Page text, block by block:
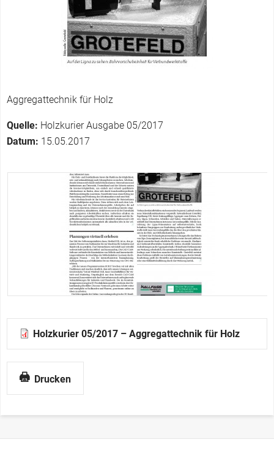
Aggregattechnik für Holz
Quelle: Holzkurier Ausgabe 05/2017
Datum: 15.05.2017
Holzkurier 05/2017 – Aggregattechnik für Holz
Drucken